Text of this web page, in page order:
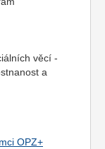
věcí -
a
OPZ+